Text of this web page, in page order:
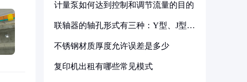
计量泵如何达到控制和调节流量的目的
联轴器的轴孔形式有三种：Y型、J型、
不锈钢材质厚度允许误差是多少
复印机出租有哪些常见模式